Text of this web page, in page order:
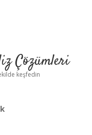
Çözümleri
keşfedin